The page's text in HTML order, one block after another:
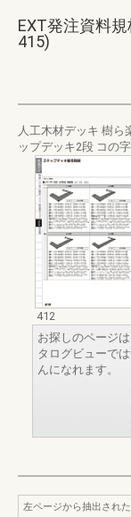
EXT発注資料
415)
人工木材デッキ 樹ら
ップデッキ2段 コの
412
お探しのページ
タログビューで
んになれます。
左ページから抽出され